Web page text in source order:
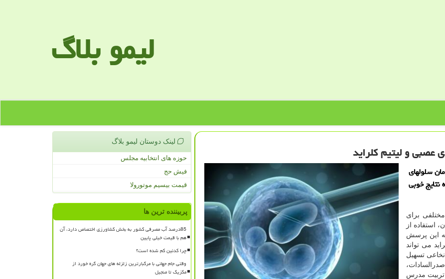
لیمو بلاگ
عصبی و لیتیم كلراید
سلولهای
نتایج خوبی
برای
استفاده از
به این پرسش
می تواند
تسهیل
تربیت مدرس
لینک دوستان لیمو بلاگ
حوزه های انتخابیه مجلس
فیش حج
قیمت بیسیم موتورولا
پربیننده ترین ها
85درصد آب مصرفی کشور به بخش کشاورزی اختصاص دارد، آن
هم با قیمت خیلی پایین
چرا کدئین کم شده است؟
وقتی جام جهانی با مرگبارترین زلزله های جهان گره خورد از
مکزیک تا منجیل